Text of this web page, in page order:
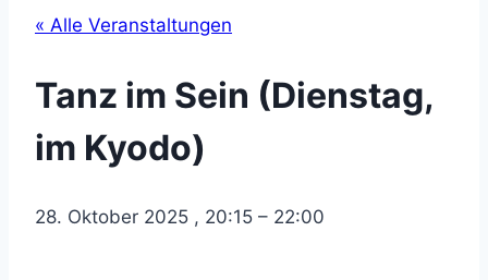
« Alle Veranstaltungen
Tanz im Sein (Dienstag,
im Kyodo)
28. Oktober 2025 , 20:15 – 22:00